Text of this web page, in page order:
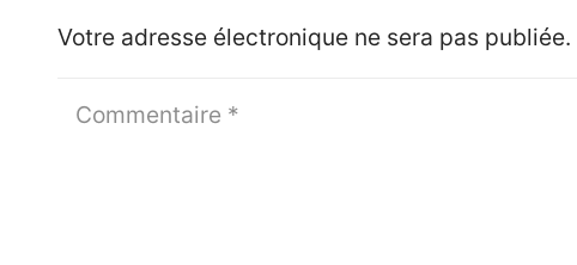
Votre adresse électronique ne sera pas publiée.